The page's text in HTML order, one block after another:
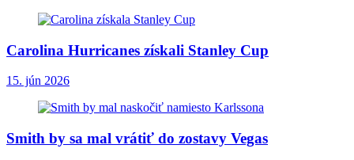
Carolina Hurricanes získali Stanley Cup
15. jún 2026
Smith by sa mal vrátiť do zostavy Vegas